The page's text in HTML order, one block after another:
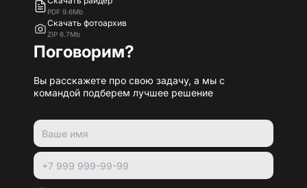
PDF 9.6Mb
Скачать фотоархив
ZIP 6.7Mb
Поговорим?
Вы расскажете про свою задачу, а мы с
командой подберем лучшее решение